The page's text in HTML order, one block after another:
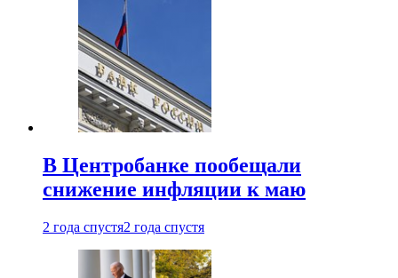
В Центробанке пообещали
снижение инфляции к маю
2 года спустя2 года спустя